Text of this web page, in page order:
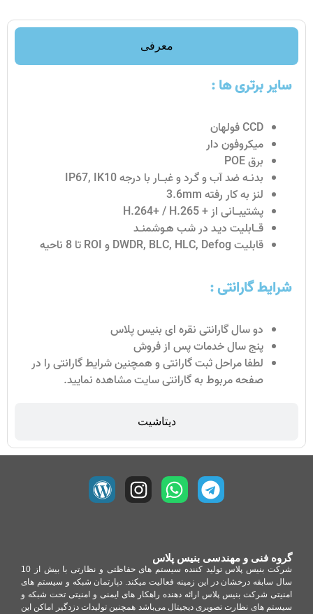
معرفی
دیتاشیت
سایر برتری ها :
CCD فولهان
میکروفون دار
برق POE
بدنــه ضد آب و گـرد و غبـــار با درجه IP67, IK10
لنز به کار رفته 3.6mm
پشتیبـــانی از + H.264+ / H.265
قـــابلیت دیـد در شب هـوشمنــد
قابلیت DWDR, BLC, HLC, Defog و ROI تا 8 ناحیه
شرایط گارانتی :
دو سال گارانتی نقره ای بنیس پلاس
پنج سال خدمات پس از فروش
لطفا مراحل ثبت گارانتی و همچنین شرایط گارانتی را در
صفحه مربوط به گارانتی سایت مشاهده نمایید.
گروه فنی و مهندسی بنیس پلاس
شرکت بنیس پلاس تولید کننده سیستم های حفاظتی و نظارتی با بیش از 10
سال سابقه درخشان در این زمینه فعالیت میکند. دپارتمان شبکه و سیستم های
امنیتی شرکت بنیس پلاس ارائه دهنده راهکار های ایمنی و امنیتی تحت شبکه و
سیستم های نظارت تصویری دیجیتال می‌باشد همچنین تولیدات دزدگیر اماکن این